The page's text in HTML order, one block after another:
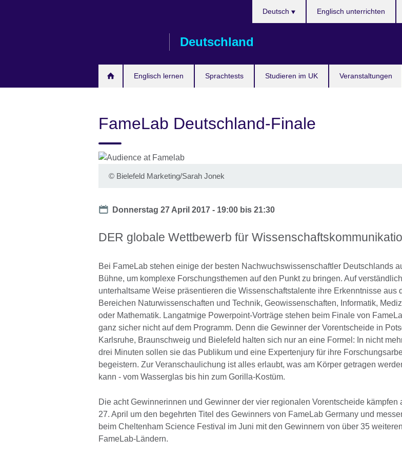
Deutschland
Englisch lernen Sprachtests Studieren im UK Veranstaltungen
Deutsch Englisch unterrichten
FameLab Deutschland-Finale
© Bielefeld Marketing/Sarah Jonek
Date
Donnerstag 27 April 2017 - 19:00 bis21:30
DER globale Wettbewerb für
Bei FameLab stehen einige der besten Nachwuchswissenschaftler Deutschlands
Bühne, um komplexe Forschungsthemen auf den Punkt zu bringen. Auf
unterhaltsame Weise präsentieren die Wissenschaftstalente ihre Erkenntnisse aus
Bereichen Naturwissenschaften und Technik, Geowissenschaften, Informatik,
oder Mathematik. Langatmige Powerpoint-Vorträge stehen beim Finale von
ganz sicher nicht auf dem Programm. Denn die Gewinner der Vorentscheide in
Karlsruhe, Braunschweig und Bielefeld halten sich nur an eine Formel: In nicht
drei Minuten sollen sie das Publikum und eine Expertenjury für ihre
begeistern. Zur Veranschaulichung ist alles erlaubt, was am Körper getragen
kann - vom Wasserglas bis hin zum Gorilla-Kostüm.
Die acht Gewinnerinnen und Gewinner der vier regionalen Vorentscheide kämpfen
27. April um den begehrten Titel des Gewinners von FameLab Germany und
beim Cheltenham Science Festival im Juni mit den Gewinnern von über 35 weiteren
FameLab-Ländern.